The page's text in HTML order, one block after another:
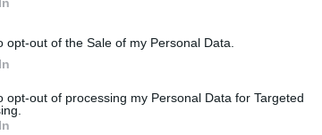
opt-out of the Sale of my Personal Data.
opt-out of processing my Personal Data for Targeted
στο